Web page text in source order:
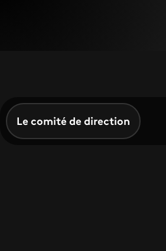
Le comité de direction